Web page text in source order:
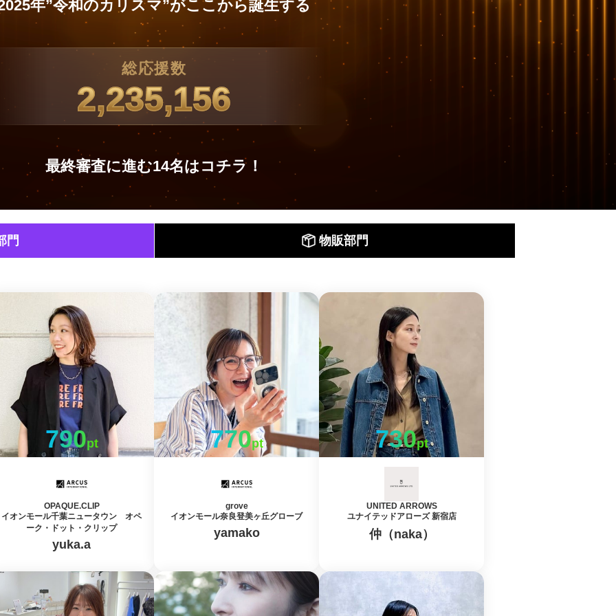
年”令和のカリスマ”がここから誕生する
総応援数
2,235,156
最終審査に進む14名はコチラ！
門
790pt
OPAQUE.CLIP
イオンモール千葉ニュータウン オペ
ーク・ドット・クリップ
yuka.a
770pt
grove
イオンモール奈良登美ヶ丘グローブ
yamako
730pt
UNITED ARROWS
ユナイテッドアローズ 新宿店
仲（naka）
物販部門